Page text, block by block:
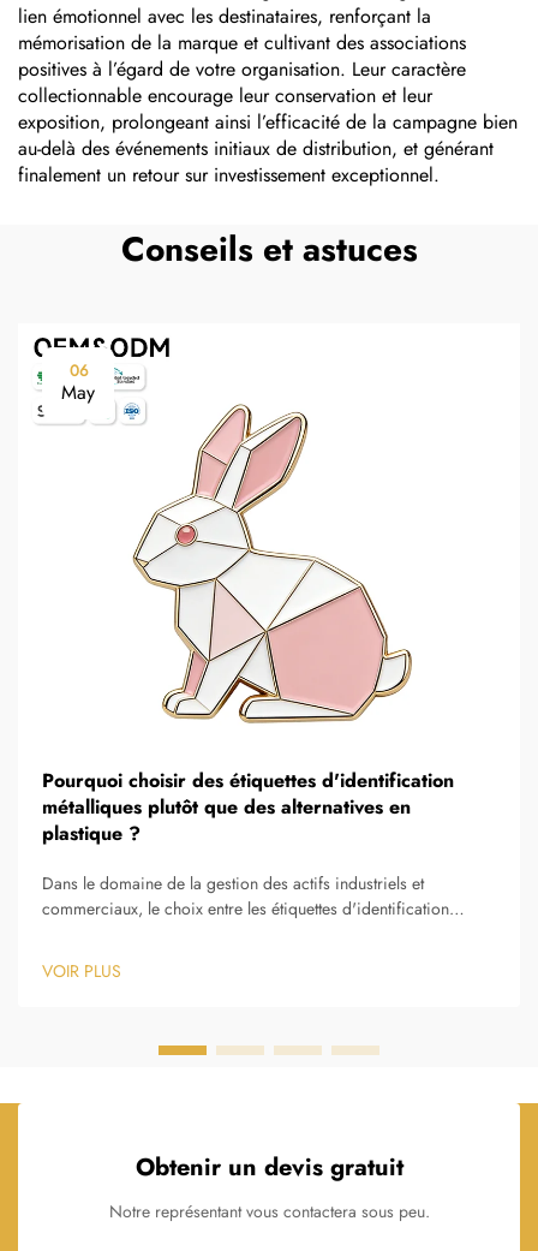
lien émotionnel avec les destinataires, renforçant la
mémorisation de la marque et cultivant des associations
positives à l’égard de votre organisation. Leur caractère
collectionnable encourage leur conservation et leur
exposition, prolongeant ainsi l’efficacité de la campagne bien
au-delà des événements initiaux de distribution, et générant
finalement un retour sur investissement exceptionnel.
Conseils et astuces
06
May
Pourquoi choisir des étiquettes d'identification
métalliques plutôt que des alternatives en
plastique ?
Dans le domaine de la gestion des actifs industriels et
commerciaux, le choix entre les étiquettes d'identification
décision critique, influençant l'efficacité opérationnelle à long
terme, la rentabilité et la fiabilité du suivi des actifs...
VOIR PLUS
Obtenir un devis gratuit
Notre représentant vous contactera sous peu.